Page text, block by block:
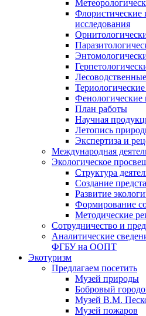
Флористические
исследования
Фенологические
План работы
Научная
Летопись
Экспертиза и
Международная
Экологическое
Структура
Создание
Развитие
Формирование
Методические
Сотрудничество и
Аналитические
ФГБУ на ООПТ
Экотуризм
Предлагаем посетить
Музей природы
Бобровый
Музей В.М.
Музей пожаров